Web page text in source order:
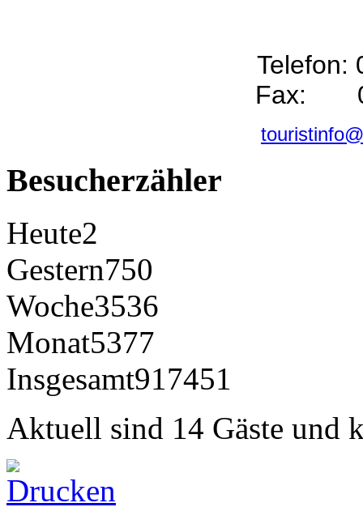
Telefon:
Fax:
Besucherzähler
Heute2
Gestern750
Woche3536
Monat5377
Insgesamt917451
Aktuell sind 14 Gäste und